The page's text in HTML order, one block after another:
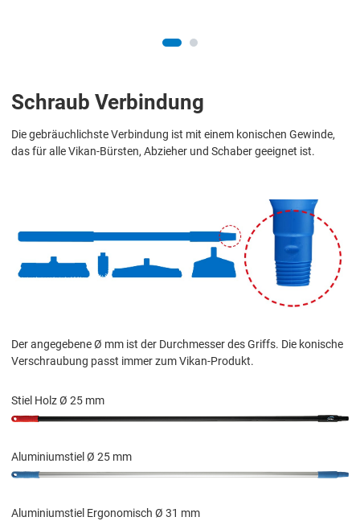
Schraub Verbindung
Die gebräuchlichste Verbindung ist mit einem konischen Gewinde,
das für alle Vikan-Bürsten, Abzieher und Schaber geeignet ist.
Der angegebene Ø mm ist der Durchmesser des Griffs. Die konische
Verschraubung passt immer zum Vikan-Produkt.
Stiel Holz Ø 25 mm
Aluminiumstiel Ø 25 mm
Aluminiumstiel Ergonomisch Ø 31 mm